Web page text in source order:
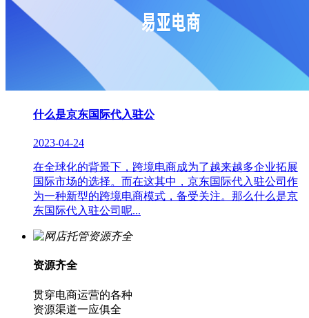
什么是京东国际代入驻公
2023-04-24
在全球化的背景下，跨境电商成为了越来越多企业拓展
国际市场的选择。而在这其中，京东国际代入驻公司作
为一种新型的跨境电商模式，备受关注。那么什么是京
东国际代入驻公司呢...
资源齐全
贯穿电商运营的各种
资源渠道一应俱全